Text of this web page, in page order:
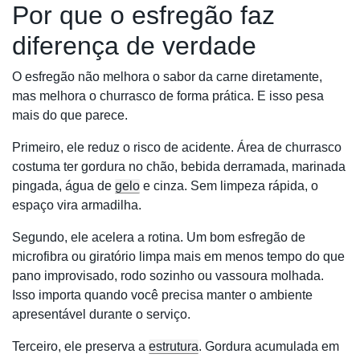
Por que o esfregão faz
diferença de verdade
O esfregão não melhora o sabor da carne diretamente,
mas melhora o churrasco de forma prática. E isso pesa
mais do que parece.
Primeiro, ele reduz o risco de acidente. Área de churrasco
costuma ter gordura no chão, bebida derramada, marinada
pingada, água de gelo e cinza. Sem limpeza rápida, o
espaço vira armadilha.
Segundo, ele acelera a rotina. Um bom esfregão de
microfibra ou giratório limpa mais em menos tempo do que
pano improvisado, rodo sozinho ou vassoura molhada.
Isso importa quando você precisa manter o ambiente
apresentável durante o serviço.
Terceiro, ele preserva a estrutura. Gordura acumulada em